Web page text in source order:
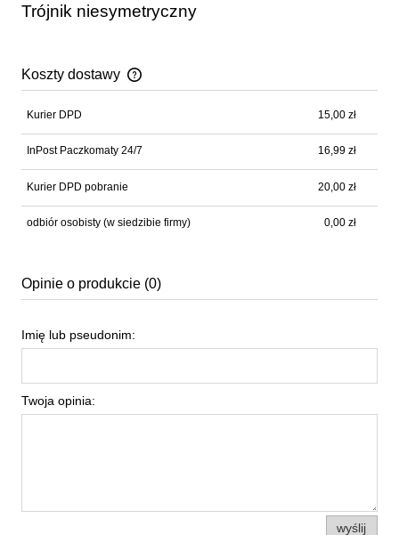
Trójnik niesymetryczny
Koszty dostawy
Cena nie zawiera ewentualnych kosztów płatności
Kurier DPD 15,00 zł
InPost Paczkomaty 24/7 16,99 zł
Kurier DPD pobranie 20,00 zł
odbiór osobisty (w siedzibie firmy) 0,00 zł
Opinie o produkcie (0)
Imię lub pseudonim:
Twoja opinia:
wyślij